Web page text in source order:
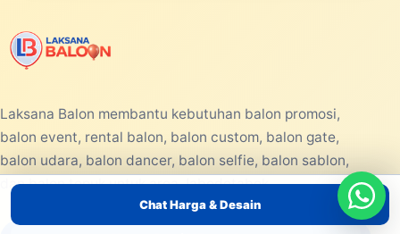
Chat Harga & Desain
Laksana Balon membantu kebutuhan balon promosi,
balon event, rental balon, balon custom, balon gate,
balon udara, balon dancer, balon selfie, balon sablon,
dan balon tepuk untuk area Jabodetabek.